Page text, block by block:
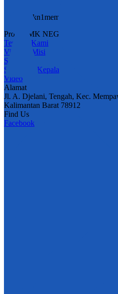
smkn1memhil@gmail.com
Profil SMK NEGERI 1
Tentang Kami
Visi dan Misi
Sejarah
Sambutan Kepala
Video
Alamat
Jl. A. Djelani, Tengah, Kec.
Kalimantan Barat 78912
Find Us
Facebook